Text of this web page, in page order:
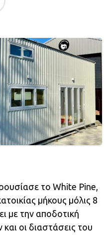
το White Pine,
μήκους μόλις 8
με την αποδοτική
οι διαστάσεις του